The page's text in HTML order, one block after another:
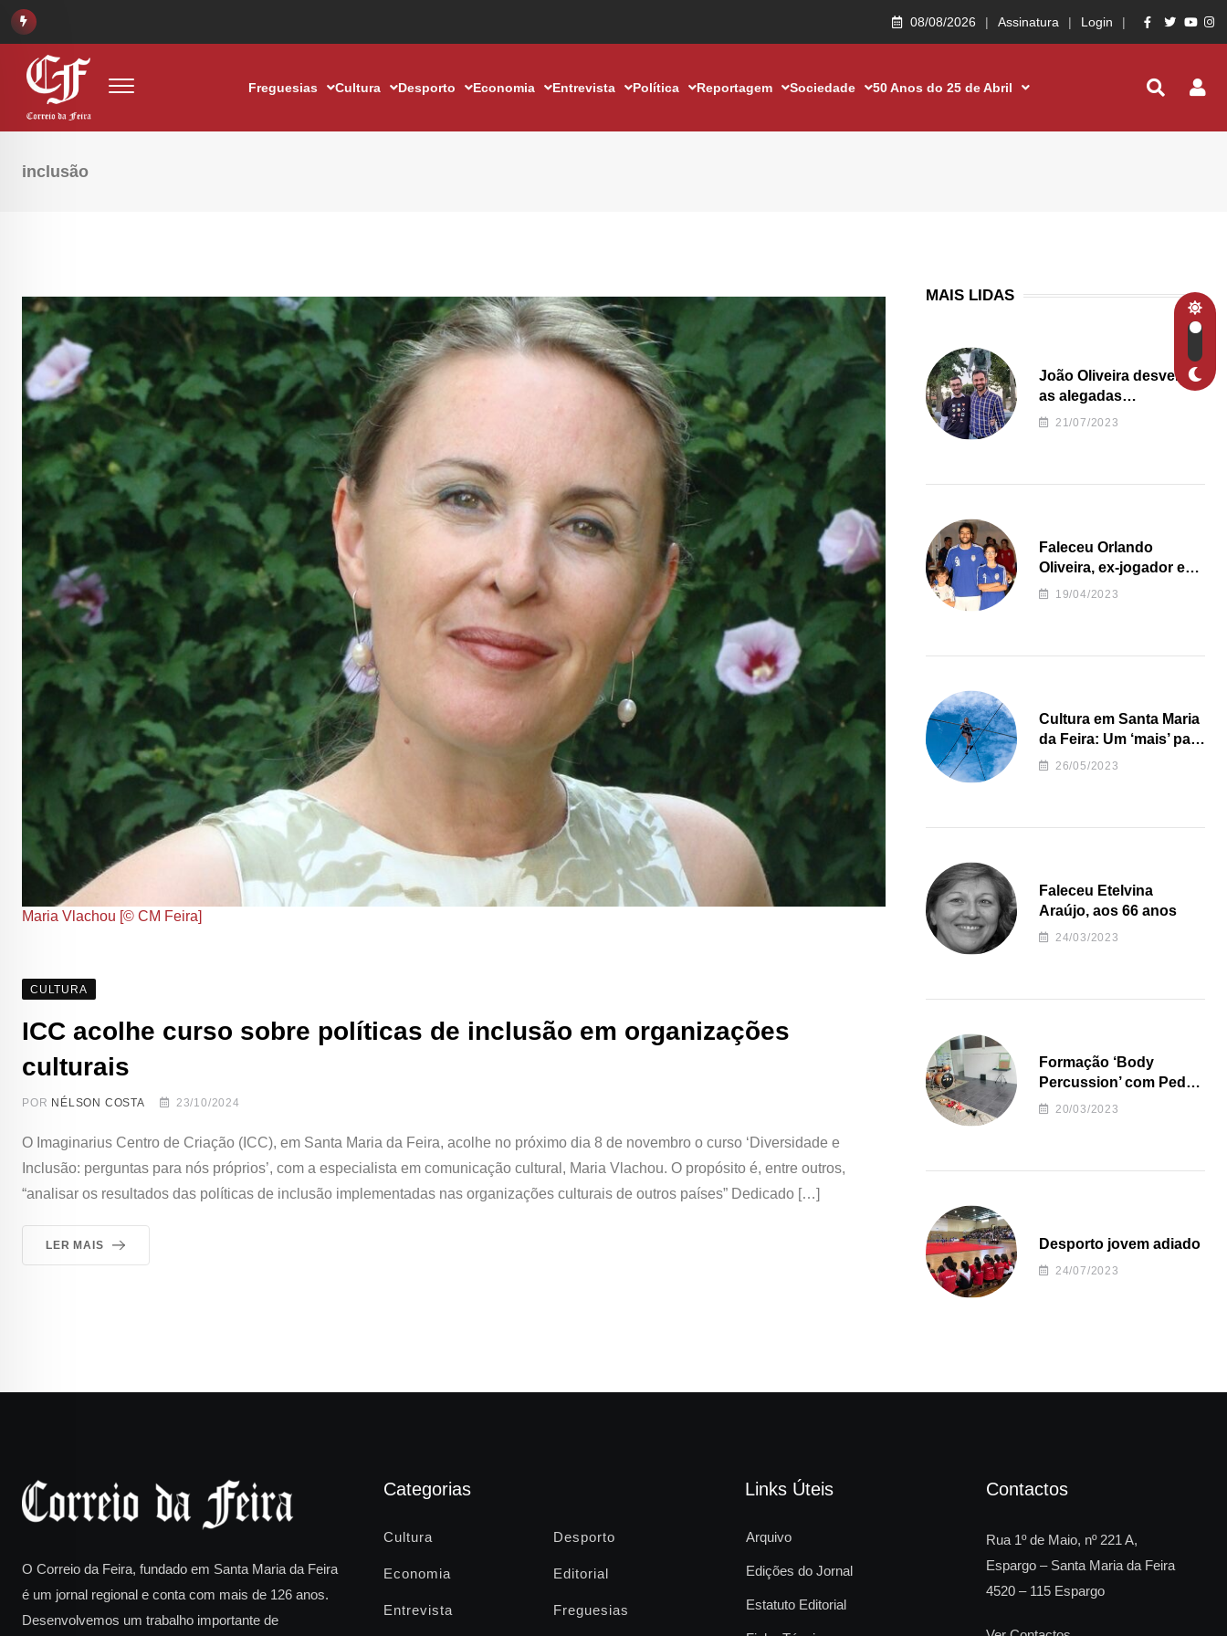
08/08/2026 Assinatura Login
Freguesias Cultura Desporto Economia Entrevista Política Reportagem Sociedade 50 Anos do 25 de Abril
inclusão
Maria Vlachou [© CM Feira]
CULTURA
ICC acolhe curso sobre políticas de inclusão em organizações
culturais
POR NÉLSON COSTA 23/10/2024
O Imaginarius Centro de Criação (ICC), em Santa Maria da Feira, acolhe no próximo dia 8 de novembro o curso ‘Diversidade e
Inclusão: perguntas para nós próprios’, com a especialista em comunicação cultural, Maria Vlachou. O propósito é, entre outros,
“analisar os resultados das políticas de inclusão implementadas nas organizações culturais de outros países” Dedicado […]
LER MAIS
MAIS LIDAS
João Oliveira desvenda
as alegadas
irregularidades da
21/07/2023
Faleceu Orlando
Oliveira, ex-jogador e
treinador da formação
19/04/2023
Cultura em Santa Maria
da Feira: Um ‘mais’ para
o Concelho
26/05/2023
Faleceu Etelvina
Araújo, aos 66 anos
24/03/2023
Formação ‘Body
Percussion’ com Pedro
Almeida
20/03/2023
Desporto jovem adiado
24/07/2023
O Correio da Feira, fundado em Santa Maria da Feira
é um jornal regional e conta com mais de 126 anos.
Desenvolvemos um trabalho importante de
Categorias
Cultura Desporto
Economia Editorial
Entrevista Freguesias
Links Úteis
Arquivo
Edições do Jornal
Estatuto Editorial
Contactos
Rua 1º de Maio, nº 221 A,
Espargo – Santa Maria da Feira
4520 – 115 Espargo